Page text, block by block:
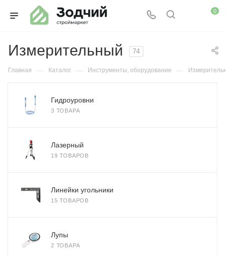
0
Измерительный 74
Главная — Каталог — Инструменты, оборудование —
Гидроуровни
3 ТОВАРА
Лазерный
19 ТОВАРОВ
Линейки угольники
15 ТОВАРОВ
Лупы
2 ТОВАРА